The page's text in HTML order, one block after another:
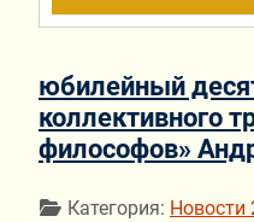
юбилейный
коллективного
философов»
Информация о
Категория: Новости